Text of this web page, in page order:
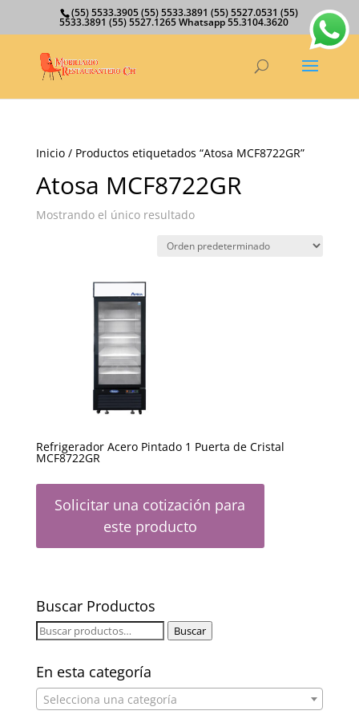
(55) 5533.3905 (55) 5533.3891 (55) 5527.0531 (55)
5533.3891 (55) 5527.1265 Whatsapp 55.3104.3620
Inicio/ Productos etiquetados “Atosa MCF8722GR”
Atosa MCF8722GR
Mostrando el único resultado
Refrigerador Acero Pintado 1 Puerta de Cristal
MCF8722GR
Solicitar una cotización para
este producto
Buscar Productos
Buscar
Buscar
En esta categoría
Selecciona una categoría